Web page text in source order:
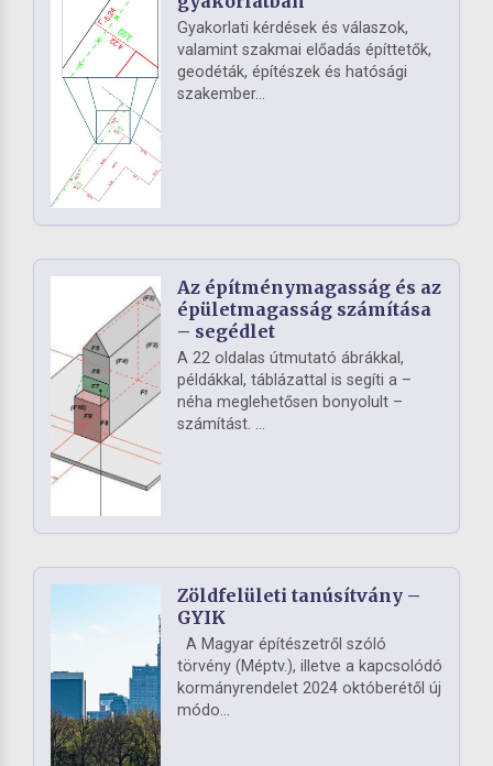
Gyakorlati kérdések és válaszok,
valamint szakmai előadás építtetők,
geodéták, építészek és hatósági
szakember...
Az építménymagasság és az
épületmagasság számítása
– segédlet
A 22 oldalas útmutató ábrákkal,
példákkal, táblázattal is segíti a –
néha meglehetősen bonyolult –
számítást. ...
Zöldfelületi tanúsítvány –
GYIK
A Magyar építészetről szóló
törvény (Méptv.), illetve a kapcsolódó
kormányrendelet 2024 októberétől új
módo...